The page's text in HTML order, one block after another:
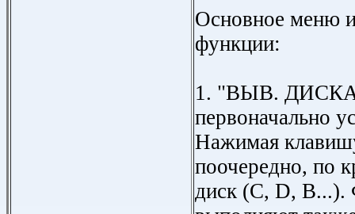
Основное меню
функции:
1. "ВЫВ.
первоначально
Нажимая
поочередно, по
диск (С, D, В...).